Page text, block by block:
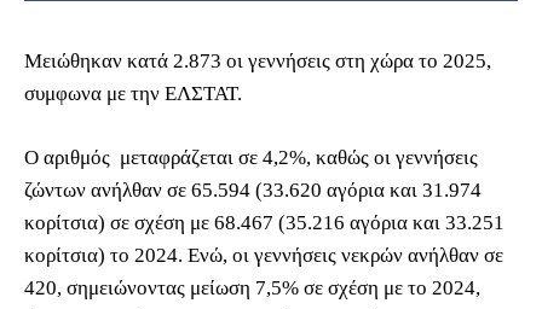
Μειώθηκαν κατά 2.873 οι γεννήσεις στη χώρα το 2025,
συμφωνα με την ΕΛΣΤΑΤ.
Ο αριθμός μεταφράζεται σε 4,2%, καθώς οι γεννήσεις
ζώντων ανήλθαν σε 65.594 (33.620 αγόρια και 31.974
κορίτσια) σε σχέση με 68.467 (35.216 αγόρια και 33.251
κορίτσια) το 2024. Ενώ, οι γεννήσεις νεκρών ανήλθαν σε
420, σημειώνοντας μείωση 7,5% σε σχέση με το 2024,